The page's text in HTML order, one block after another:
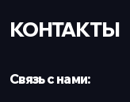
КОНТАКТЫ
Связь с нами: